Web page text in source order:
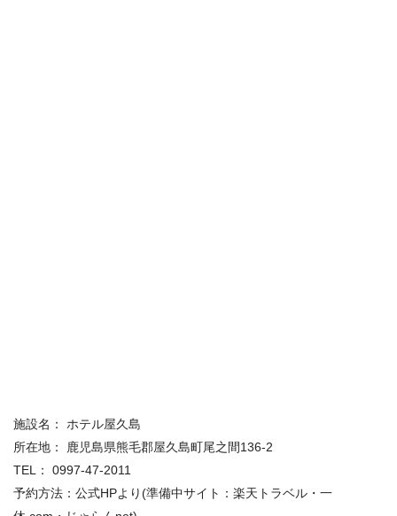
施設名： ホテル屋久島
所在地： 鹿児島県熊毛郡屋久島町尾之間136-2
TEL： 0997-47-2011
予約方法：公式HPより(準備中サイト：楽天トラベル・一